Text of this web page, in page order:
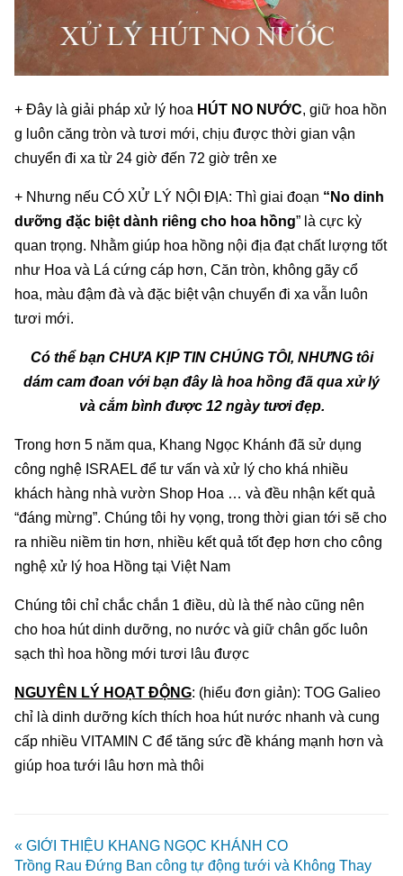
+ Đây là giải pháp xử lý hoa HÚT NO NƯỚC, giữ hoa hồn
g luôn căng tròn và tươi mới, chịu được thời gian vận
chuyển đi xa từ 24 giờ đến 72 giờ trên xe
+ Nhưng nếu CÓ XỬ LÝ NỘI ĐỊA: Thì giai đoạn “No dinh
dưỡng đặc biệt dành riêng cho hoa hồng” là cực kỳ
quan trọng. Nhằm giúp hoa hồng nội địa đạt chất lượng tốt
như Hoa và Lá cứng cáp hơn, Căn tròn, không gãy cổ
hoa, màu đậm đà và đặc biệt vận chuyển đi xa vẫn luôn
tươi mới.
Có thể bạn CHƯA KỊP TIN CHÚNG TÔI, NHƯNG tôi
dám cam đoan với bạn đây là hoa hồng đã qua xử lý
và cắm bình được 12 ngày tươi đẹp.
Trong hơn 5 năm qua, Khang Ngọc Khánh đã sử dụng
công nghệ ISRAEL để tư vấn và xử lý cho khá nhiều
khách hàng nhà vườn Shop Hoa … và đều nhận kết quả
“đáng mừng”. Chúng tôi hy vọng, trong thời gian tới sẽ cho
ra nhiều niềm tin hơn, nhiều kết quả tốt đẹp hơn cho công
nghệ xử lý hoa Hồng tại Việt Nam
Chúng tôi chỉ chắc chắn 1 điều, dù là thế nào cũng nên
cho hoa hút dinh dưỡng, no nước và giữ chân gốc luôn
sạch thì hoa hồng mới tươi lâu được
NGUYÊN LÝ HOẠT ĐỘNG: (hiểu đơn giản): TOG Galieo
chỉ là dinh dưỡng kích thích hoa hút nước nhanh và cung
cấp nhiều VITAMIN C để tăng sức đề kháng mạnh hơn và
giúp hoa tưới lâu hơn mà thôi
« GIỚI THIỆU KHANG NGỌC KHÁNH CO
Trồng Rau Đứng Ban công tự động tưới và Không Thay